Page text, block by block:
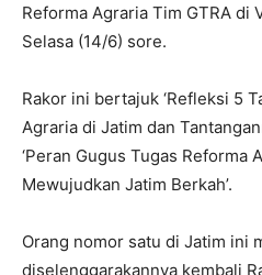
Reforma Agraria Tim GTRA di
Selasa (14/6) sore.
Rakor ini bertajuk ‘Refleksi 5
Agraria di Jatim dan
‘Peran Gugus Tugas Reforma
Mewujudkan Jatim Berkah’.
Orang nomor satu di Jatim ini
diselenggarakannya kembali